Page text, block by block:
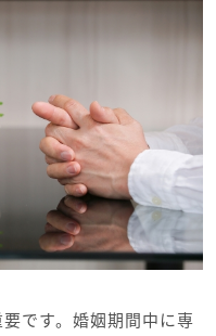
です。婚姻期間中に専